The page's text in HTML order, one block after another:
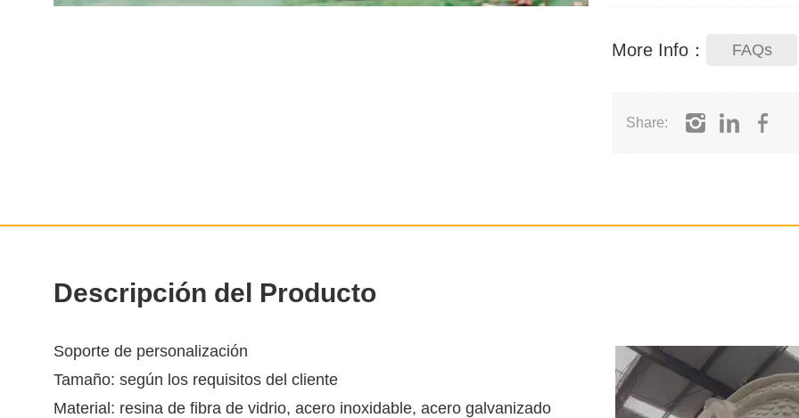
More Info： FAQs
Share:
Descripción del Producto
Soporte de personalización
Tamaño: según los requisitos del cliente
Material: resina de fibra de vidrio, acero inoxidable, acero galvanizado